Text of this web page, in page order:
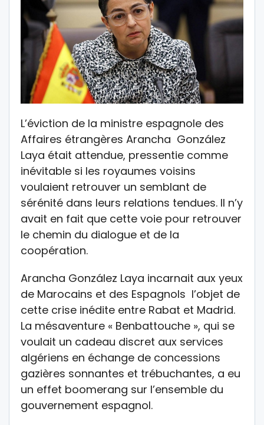
L’éviction de la ministre espagnole des
Affaires étrangères Arancha González
Laya était attendue, pressentie comme
inévitable si les royaumes voisins
voulaient retrouver un semblant de
sérénité dans leurs relations tendues. Il n’y
avait en fait que cette voie pour retrouver
le chemin du dialogue et de la
coopération.
Arancha González Laya incarnait aux yeux
de Marocains et des Espagnols l’objet de
cette crise inédite entre Rabat et Madrid.
La mésaventure « Benbattouche », qui se
voulait un cadeau discret aux services
algériens en échange de concessions
gazières sonnantes et trébuchantes, a eu
un effet boomerang sur l’ensemble du
gouvernement espagnol.